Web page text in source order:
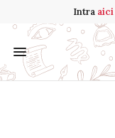
Intra aici